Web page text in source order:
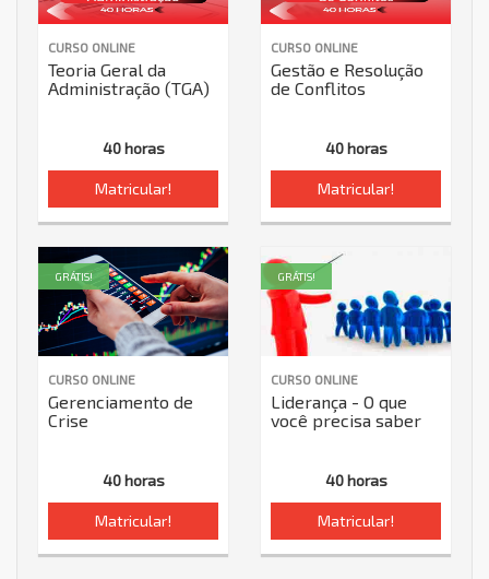
CURSO ONLINE
Teoria Geral da
Administração (TGA)
40 horas
Matricular!
CURSO ONLINE
Gestão e Resolução
de Conflitos
40 horas
Matricular!
CURSO ONLINE
Gerenciamento de
Crise
40 horas
Matricular!
GRÁTIS!
CURSO ONLINE
Liderança - O que
você precisa saber
40 horas
Matricular!
GRÁTIS!